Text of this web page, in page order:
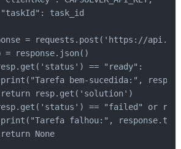
task_id
= requests.post('https://
= response.json()
== "ready":
bem-sucedida:", resp)
resp.get('solution')
== "failed" or
falhou:",
None